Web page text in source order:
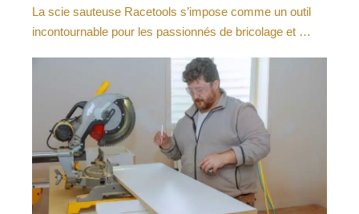
La scie sauteuse Racetools s’impose comme un outil
incontournable pour les passionnés de bricolage et …